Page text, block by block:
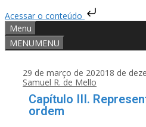
Acessar o conteúdo
Menu
MENUMENU
29 de março de 202018 de
Samuel R. de Mello
Capítulo III.
ordem